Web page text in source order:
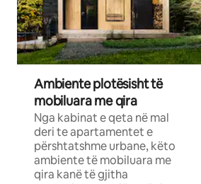
Ambiente plotësisht të
mobiluara me qira
Nga kabinat e qeta në mal
deri te apartamentet e
përshtatshme urbane, këto
ambiente të mobiluara me
qira kanë të gjitha